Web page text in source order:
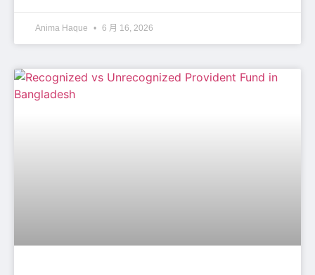
Anima Haque 6 月 16, 2026